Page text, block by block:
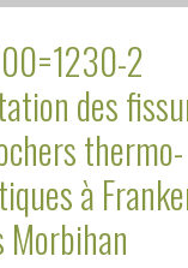
2
des
thermo-
à
Morbihan